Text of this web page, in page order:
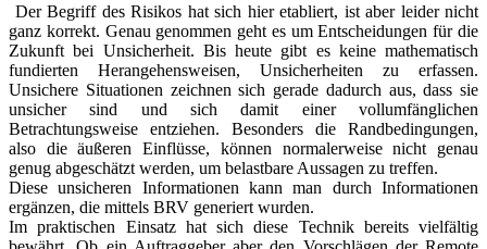
Der Begriff des Risikos hat sich hier etabliert, ist aber leider nicht
ganz korrekt. Genau genommen geht es um Entscheidungen für die
Zukunft bei Unsicherheit. Bis heute gibt es keine mathematisch
fundierten Herangehensweisen, Unsicherheiten zu erfassen.
Unsichere Situationen zeichnen sich gerade dadurch aus, dass sie
unsicher sind und sich damit einer vollumfänglichen
Betrachtungsweise entziehen. Besonders die Randbedingungen,
also die äußeren Einflüsse, können normalerweise nicht genau
genug abgeschätzt werden, um belastbare Aussagen zu treffen.
Diese unsicheren Informationen kann man durch Informationen
ergänzen, die mittels BRV generiert wurden.
Im praktischen Einsatz hat sich diese Technik bereits vielfältig